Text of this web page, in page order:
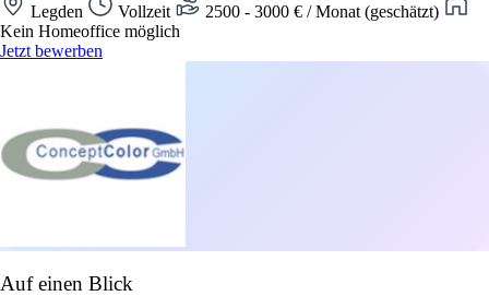
Legden Vollzeit
2500 - 3000 € / Monat (geschätzt)
Kein Homeoffice möglich
Jetzt bewerben
Auf einen Blick